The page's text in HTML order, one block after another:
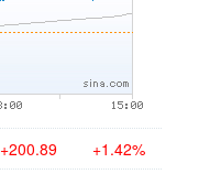
+200.89 +1.42%